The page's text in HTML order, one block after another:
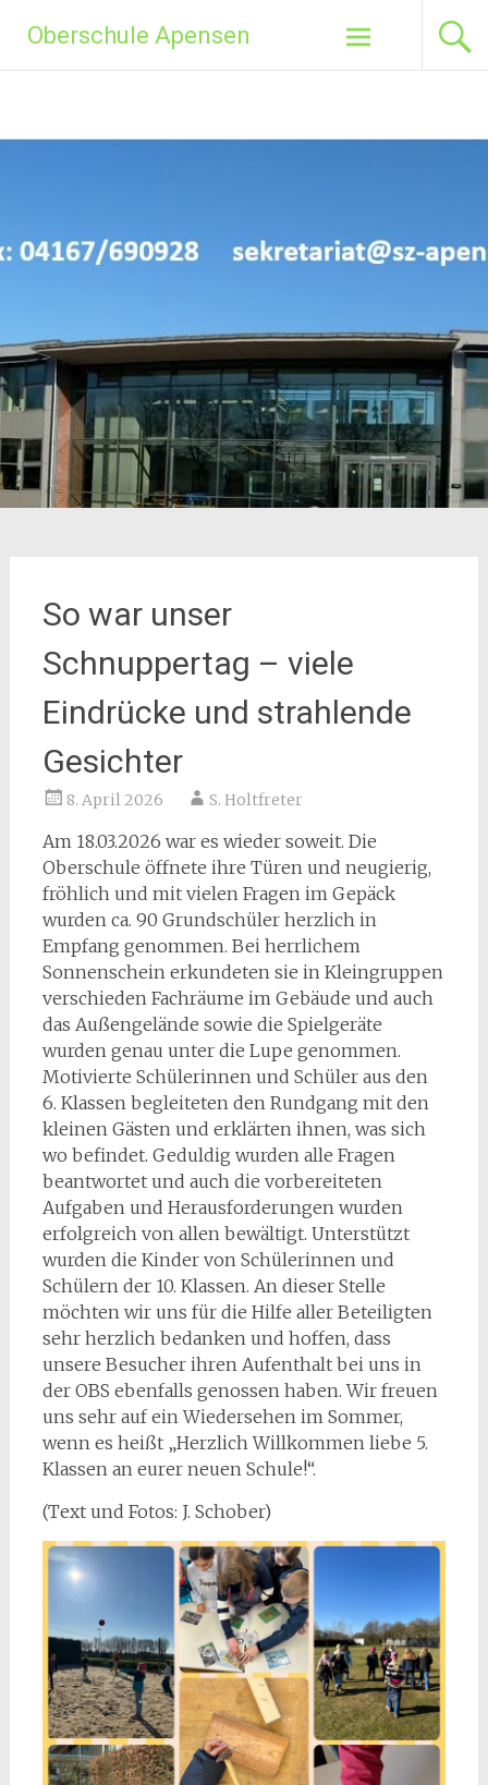
Inhalt
springen
Oberschule Apensen
So war unser
Schnuppertag – viele
Eindrücke und strahlende
Gesichter
8. April 2026 S. Holtfreter
Am 18.03.2026 war es wieder soweit. Die
Oberschule öffnete ihre Türen und neugierig,
fröhlich und mit vielen Fragen im Gepäck
wurden ca. 90 Grundschüler herzlich in
Empfang genommen. Bei herrlichem
Sonnenschein erkundeten sie in Kleingruppen
verschieden Fachräume im Gebäude und auch
das Außengelände sowie die Spielgeräte
wurden genau unter die Lupe genommen.
Motivierte Schülerinnen und Schüler aus den
6. Klassen begleiteten den Rundgang mit den
kleinen Gästen und erklärten ihnen, was sich
wo befindet. Geduldig wurden alle Fragen
beantwortet und auch die vorbereiteten
Aufgaben und Herausforderungen wurden
erfolgreich von allen bewältigt. Unterstützt
wurden die Kinder von Schülerinnen und
Schülern der 10. Klassen. An dieser Stelle
möchten wir uns für die Hilfe aller Beteiligten
sehr herzlich bedanken und hoffen, dass
unsere Besucher ihren Aufenthalt bei uns in
der OBS ebenfalls genossen haben. Wir freuen
uns sehr auf ein Wiedersehen im Sommer,
wenn es heißt „Herzlich Willkommen liebe 5.
Klassen an eurer neuen Schule!“.
(Text und Fotos: J. Schober)